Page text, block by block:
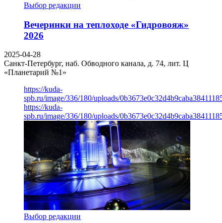
Выбор редакции
Вечеринки на теплоходе «Гидровояж»
2026
2025-04-28
Санкт-Петербург, наб. Обводного канала, д. 74, лит. Ц
«Планетарий №1»
https://kuda-
spb.ru/image/336/180/uploads/
https://kuda-
spb.ru/image/336/180/uploads/
Выбор редакции